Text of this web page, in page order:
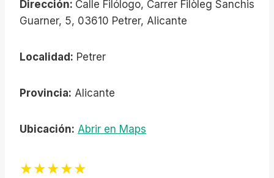
Dirección: Calle Filólogo, Carrer Filòleg Sanchis
Guarner, 5, 03610 Petrer, Alicante
Localidad: Petrer
Provincia: Alicante
Ubicación: Abrir en Maps
★★★★★